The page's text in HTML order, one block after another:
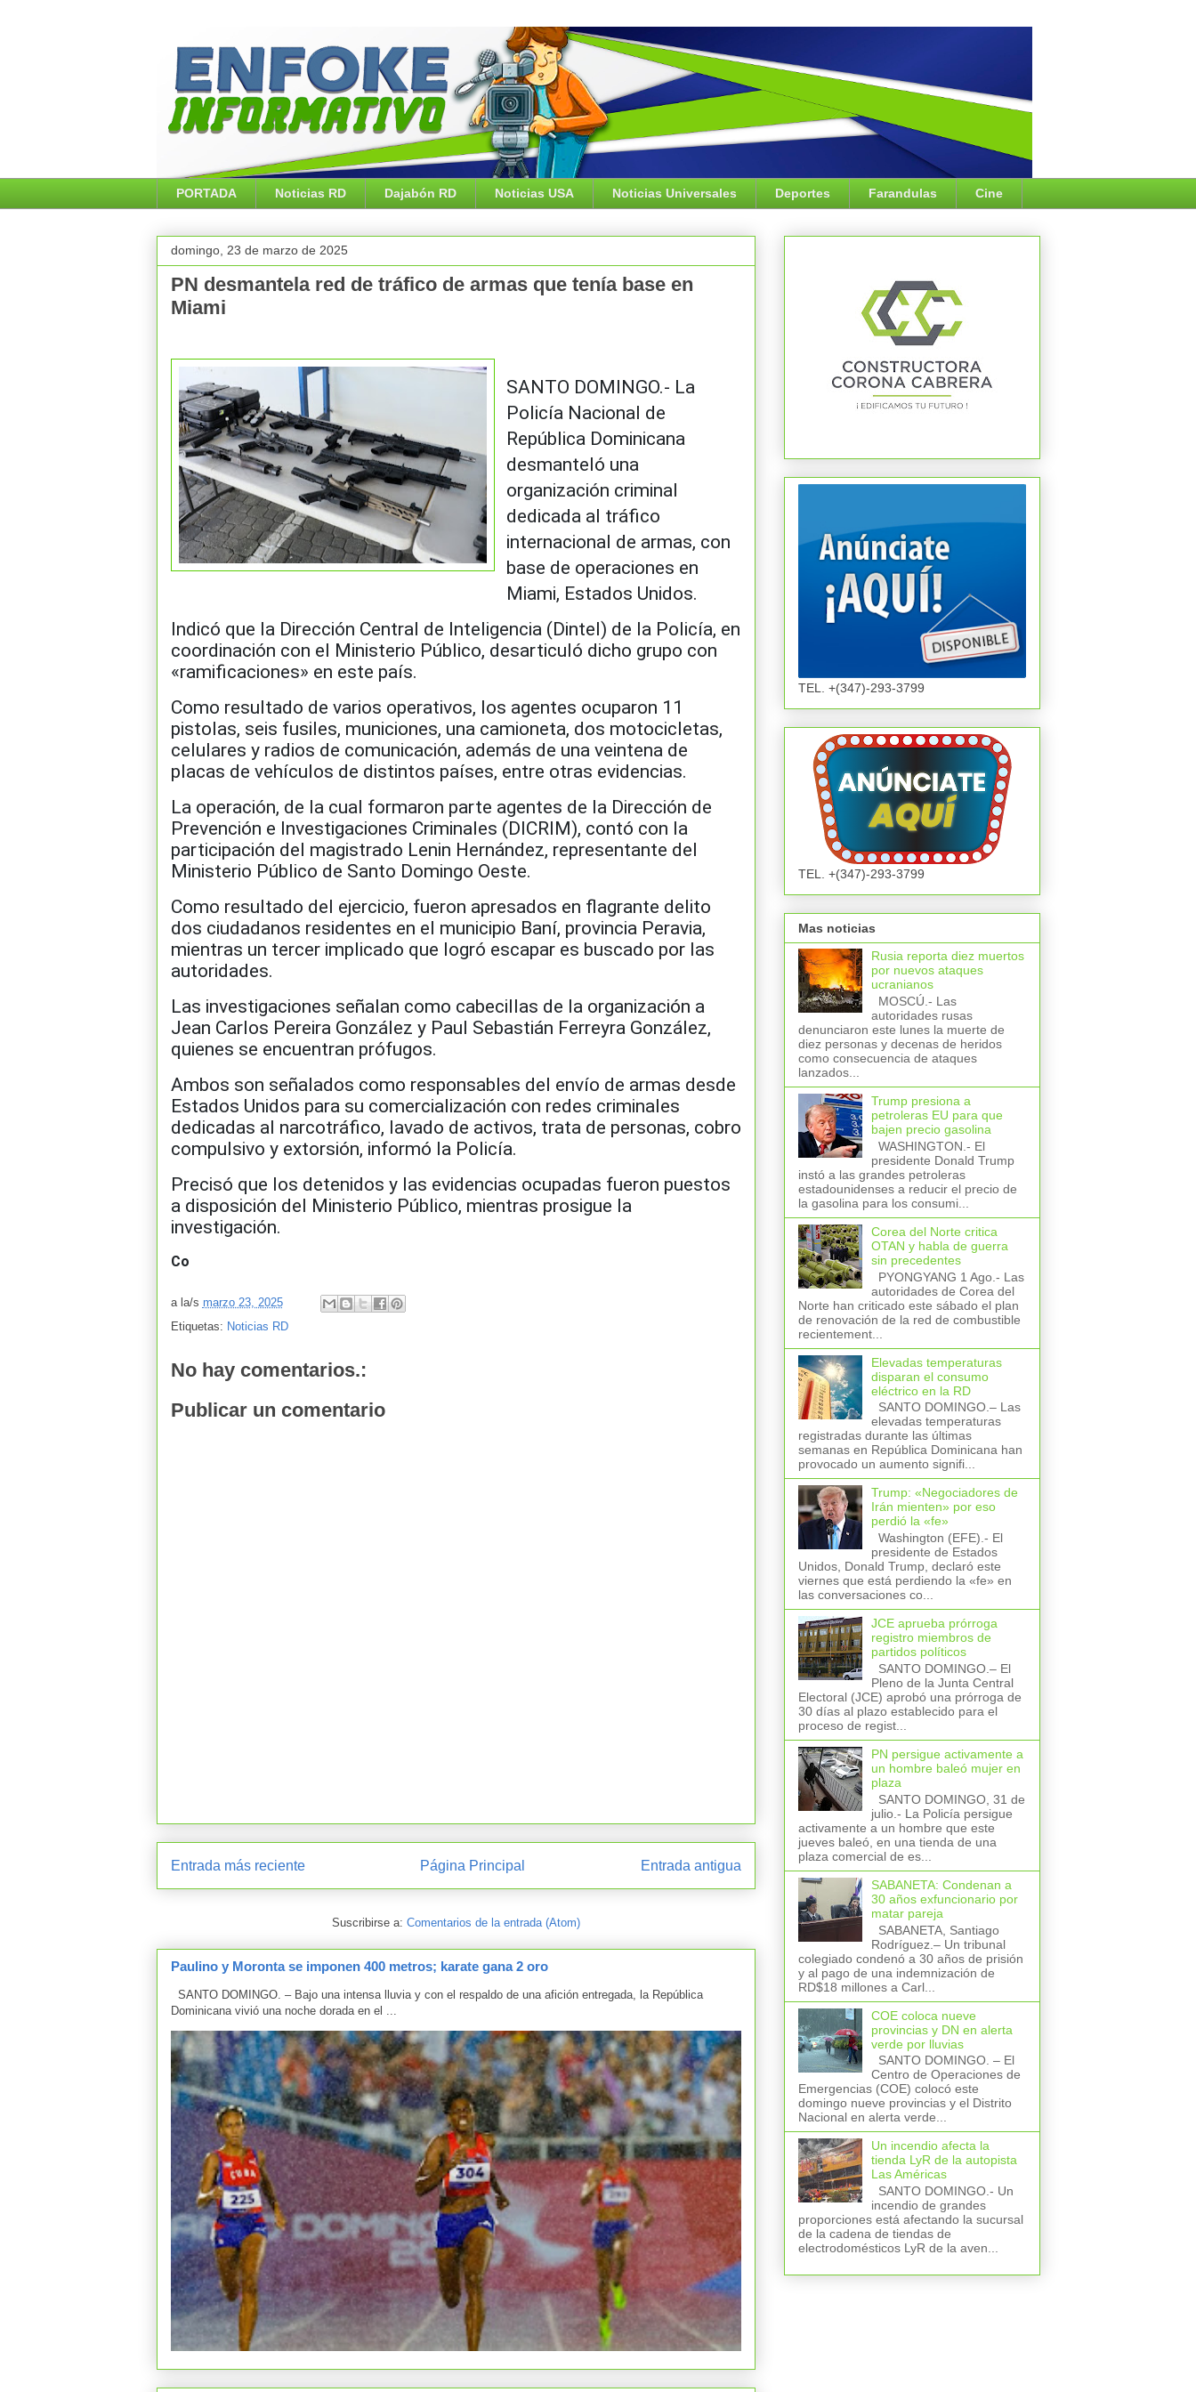
PORTADA Noticias RD Dajabón RD Noticias USA Noticias Universales Deportes Farandulas Cine
domingo, 23 de marzo de 2025
PN desmantela red de tráfico de armas que tenía base en
Miami
SANTO DOMINGO.- La
Policía Nacional de
República Dominicana
desmanteló una
organización criminal
dedicada al tráfico
internacional de armas, con
base de operaciones en
Miami, Estados Unidos.
Indicó que la Dirección Central de Inteligencia (Dintel) de la Policía, en
coordinación con el Ministerio Público, desarticuló dicho grupo con
«ramificaciones» en este país.
Como resultado de varios operativos, los agentes ocuparon 11
pistolas, seis fusiles, municiones, una camioneta, dos motocicletas,
celulares y radios de comunicación, además de una veintena de
placas de vehículos de distintos países, entre otras evidencias.
La operación, de la cual formaron parte agentes de la Dirección de
Prevención e Investigaciones Criminales (DICRIM), contó con la
participación del magistrado Lenin Hernández, representante del
Ministerio Público de Santo Domingo Oeste.
Como resultado del ejercicio, fueron apresados ​​en flagrante delito
dos ciudadanos residentes en el municipio Baní, provincia Peravia,
mientras un tercer implicado que logró escapar es buscado por las
autoridades.
Las investigaciones señalan como cabecillas de la organización a
Jean Carlos Pereira González y Paul Sebastián Ferreyra González,
quienes se encuentran prófugos.
Ambos son señalados como responsables del envío de armas desde
Estados Unidos para su comercialización con redes criminales
dedicadas al narcotráfico, lavado de activos, trata de personas, cobro
compulsivo y extorsión, informó la Policía.
Precisó que los detenidos y las evidencias ocupadas fueron puestos
a disposición del Ministerio Público, mientras prosigue la
investigación.
Co
a la/s marzo 23, 2025
Etiquetas: Noticias RD
No hay comentarios.:
Publicar un comentario
Entrada más reciente Entrada antigua
Página Principal
Suscribirse a: Comentarios de la entrada (Atom)
Paulino y Moronta se imponen 400 metros; karate gana 2 oro
SANTO DOMINGO. – Bajo una intensa lluvia y con el respaldo de una afición entregada, la República
Dominicana vivió una noche dorada en el ...
TEL. +(347)-293-3799
TEL. +(347)-293-3799
Mas noticias
Rusia reporta diez muertos
por nuevos ataques
ucranianos
MOSCÚ.- Las
autoridades rusas
denunciaron este lunes la muerte de
diez personas y decenas de heridos
como consecuencia de ataques
lanzados...
Trump presiona a
petroleras EU para que
bajen precio gasolina
WASHINGTON.- El
presidente Donald Trump
instó a las grandes petroleras
estadounidenses a reducir el precio de
la gasolina para los consumi...
Corea del Norte critica
OTAN y habla de guerra
sin precedentes
PYONGYANG 1 Ago.- Las
autoridades de Corea del
Norte han criticado este sábado el plan
de renovación de la red de combustible
recientement...
Elevadas temperaturas
disparan el consumo
eléctrico en la RD
SANTO DOMINGO.– Las
elevadas temperaturas
registradas durante las últimas
semanas en República Dominicana han
provocado un aumento signifi...
Trump: «Negociadores de
Irán mienten» por eso
perdió la «fe»
Washington (EFE).- El
presidente de Estados
Unidos, Donald Trump, declaró este
viernes que está perdiendo la «fe» en
las conversaciones co...
JCE aprueba prórroga
registro miembros de
partidos políticos
SANTO DOMINGO.– El
Pleno de la Junta Central
Electoral (JCE) aprobó una prórroga de
30 días al plazo establecido para el
proceso de regist...
PN persigue activamente a
un hombre baleó mujer en
plaza
SANTO DOMINGO, 31 de
julio.- La Policía persigue
activamente a un hombre que este
jueves baleó, en una tienda de una
plaza comercial de es...
SABANETA: Condenan a
30 años exfuncionario por
matar pareja
SABANETA, Santiago
Rodríguez.– Un tribunal
colegiado condenó a 30 años de prisión
y al pago de una indemnización de
RD$18 millones a Carl...
COE coloca nueve
provincias y DN en alerta
verde por lluvias
SANTO DOMINGO. – El
Centro de Operaciones de
Emergencias (COE) colocó este
domingo nueve provincias y el Distrito
Nacional en alerta verde...
Un incendio afecta la
tienda LyR de la autopista
Las Américas
SANTO DOMINGO.- Un
incendio de grandes
proporciones está afectando la sucursal
de la cadena de tiendas de
electrodomésticos LyR de la aven...